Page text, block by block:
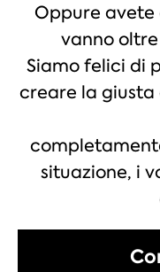
Oppure avete
vanno
Siamo felici di
creare la
situazione, i